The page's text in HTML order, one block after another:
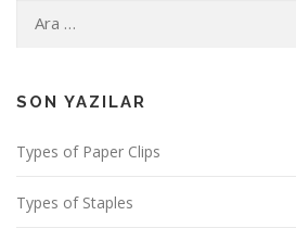
Arama:
SON YAZILAR
Types of Paper Clips
Types of Staples